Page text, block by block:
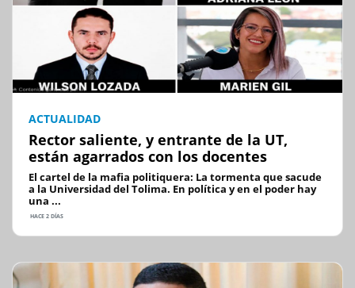
ACTUALIDAD
Rector saliente, y entrante de la UT,
están agarrados con los docentes
El cartel de la mafia politiquera: La tormenta que sacude
a la Universidad del Tolima. En política y en el poder hay
una ...
HACE 2 DÍAS